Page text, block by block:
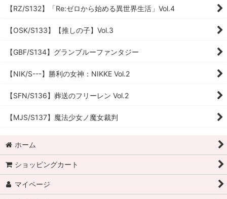
【RZ/S132】「Re:ゼロから始める異世界生活」Vol.4
【OSK/S133】【推しの子】Vol.3
【GBF/S134】グランブルーファンタジー
【NIK/S---】勝利の女神：NIKKE Vol.2
【SFN/S136】葬送のフリーレン Vol.2
【MJS/S137】魔法少女ノ魔女裁判
ホーム
ショッピングカート
マイページ